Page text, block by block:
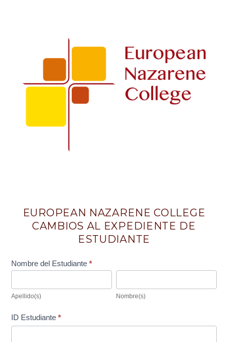
EUROPEAN NAZARENE COLLEGE
CAMBIOS AL EXPEDIENTE DE
ESTUDIANTE
Nombre del Estudiante*
Apellido(s) Nombre(s)
ID Estudiante*